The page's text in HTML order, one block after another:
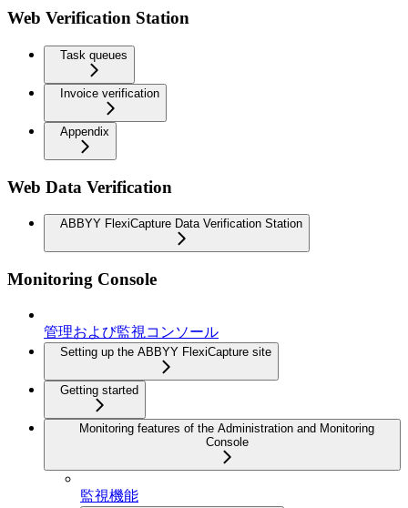
Web Verification Station
Task queues
Invoice verification
Appendix
Web Data Verification
ABBYY FlexiCapture Data Verification Station
Monitoring Console
管理および監視コンソール
Setting up the ABBYY FlexiCapture site
Getting started
Monitoring features of the Administration and Monitoring
Console
監視機能